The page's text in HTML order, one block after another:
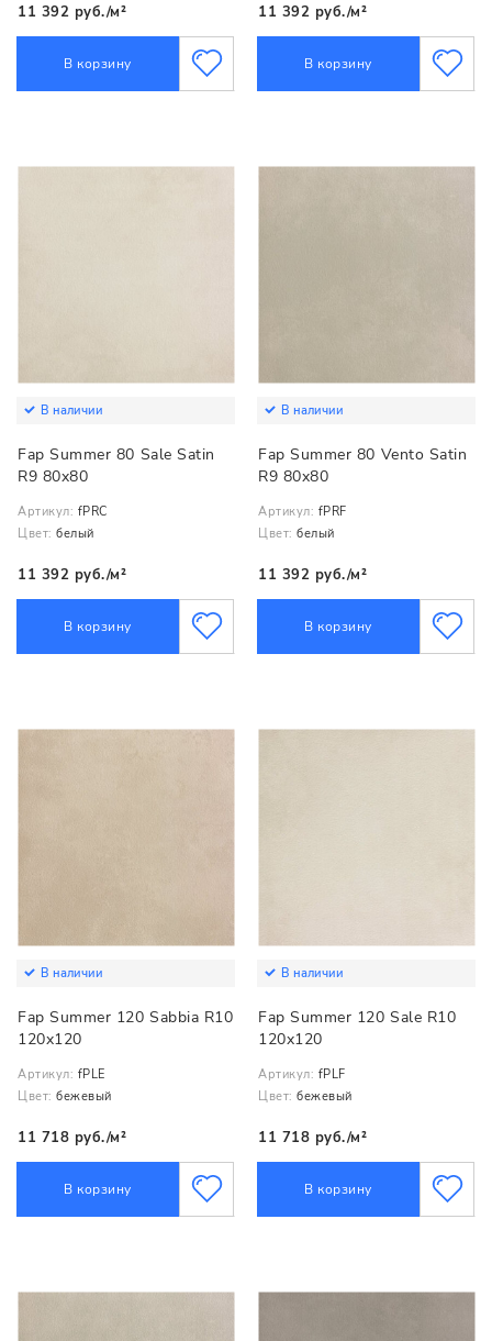
11 392 руб./м²
В корзину
11 392 руб./м²
В корзину
В наличии
Fap Summer 80 Sale Satin
R9 80x80
Артикул: fPRC
Цвет: белый
11 392 руб./м²
В корзину
В наличии
Fap Summer 80 Vento Satin
R9 80x80
Артикул: fPRF
Цвет: белый
11 392 руб./м²
В корзину
В наличии
Fap Summer 120 Sabbia R10
120x120
Артикул: fPLE
Цвет: бежевый
11 718 руб./м²
В корзину
В наличии
Fap Summer 120 Sale R10
120x120
Артикул: fPLF
Цвет: бежевый
11 718 руб./м²
В корзину